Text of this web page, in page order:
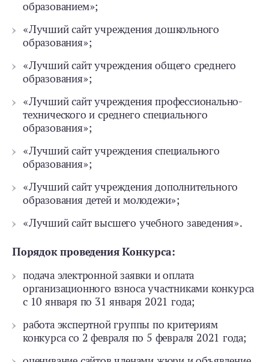
образованием»;
«Лучший сайт учреждения дошкольного
образования»;
«Лучший сайт учреждения общего среднего
образования»;
«Лучший сайт учреждения профессионально-
технического и среднего специального
образования»;
«Лучший сайт учреждения специального
образования»;
«Лучший сайт учреждения дополнительного
образования детей и молодежи»;
«Лучший сайт высшего учебного заведения».
Порядок проведения Конкурса:
подача электронной заявки и оплата
организационного взноса участниками конкурса
с 10 января по 31 января 2021 года;
работа экспертной группы по критериям
конкурса со 2 февраля по 5 февраля 2021 года;